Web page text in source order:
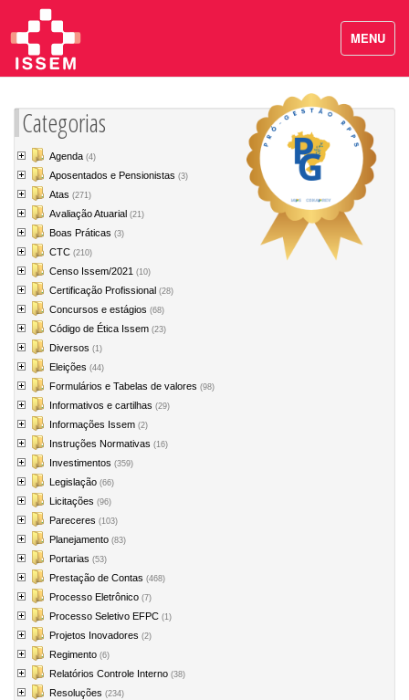
Categorias
Agenda (4)
Aposentados e Pensionistas (3)
Atas (271)
Avaliação Atuarial (21)
Boas Práticas (3)
CTC (210)
Censo Issem/2021 (10)
Certificação Profissional (28)
Concursos e estágios (68)
Código de Ética Issem (23)
Diversos (1)
Eleições (44)
Formulários e Tabelas de valores (98)
Informativos e cartilhas (29)
Informações Issem (2)
Instruções Normativas (16)
Investimentos (359)
Legislação (66)
Licitações (96)
Pareceres (103)
Planejamento (83)
Portarias (53)
Prestação de Contas (468)
Processo Eletrônico (7)
Processo Seletivo EFPC (1)
Projetos Inovadores (2)
Regimento (6)
Relatórios Controle Interno (38)
Resoluções (234)
MENU